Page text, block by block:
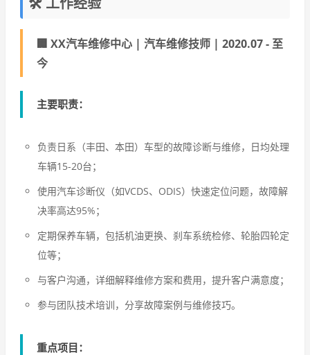
🏢 XX汽车维修中心 | 汽车维修技师 | 2020.07 - 至
今
主要职责：
负责日系（丰田、本田）车型的故障诊断与维修，日均处理
车辆15-20台；
使用汽车诊断仪（如VCDS、ODIS）快速定位问题，故障解
决率高达95%；
定期保养车辆，包括机油更换、刹车系统检修、轮胎四轮定
位等；
与客户沟通，详细解释维修方案和费用，提升客户满意度；
参与团队技术培训，分享故障案例与维修技巧。
重点项目 ：